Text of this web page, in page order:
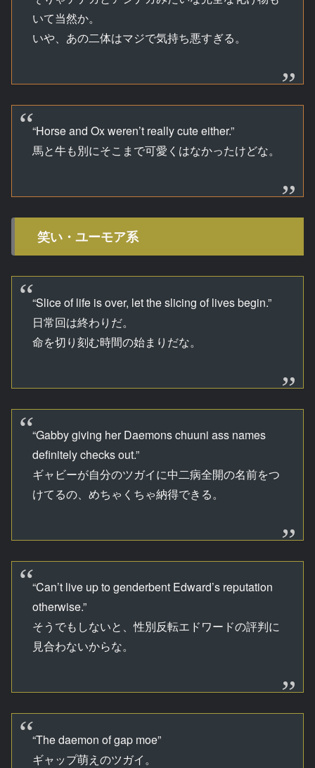
いて当然か。
いや、あの二体はマジで気持ち悪すぎる。
“Horse and Ox weren’t really cute either.”
馬と牛も別にそこまで可愛くはなかったけどな。
笑い・ユーモア系
“Slice of life is over, let the slicing of lives begin.”
日常回は終わりだ。
命を切り刻む時間の始まりだな。
“Gabby giving her Daemons chuuni ass names
definitely checks out.”
ギャビーが自分のツガイに中二病全開の名前をつ
けてるの、めちゃくちゃ納得できる。
“Can’t live up to genderbent Edward’s reputation
otherwise.”
そうでもしないと、性別反転エドワードの評判に
見合わないからな。
“The daemon of gap moe”
ギャップ萌えのツガイ。